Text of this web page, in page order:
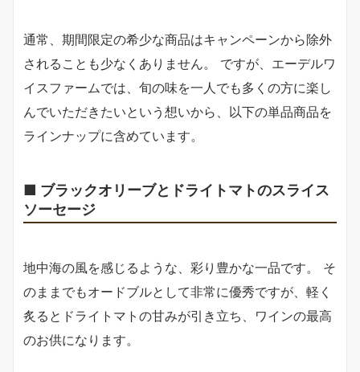
通常、期間限定の希少な商品はキャンペーンから除外
されることも少なくありません。 ですが、エーデルワ
イスファームでは、旬の味を一人でも多くの方に楽し
んでいただきたいという想いから、以下の単品商品を
ラインナップに含めています。
■ ブラックオリーブとドライトマトのスライス
ソーセージ
地中海の風を感じるような、彩り豊かな一品です。 そ
のままでもオードブルとして非常に優秀ですが、軽く
炙るとドライトマトの甘みが引き立ち、ワインの最高
のお供になります。